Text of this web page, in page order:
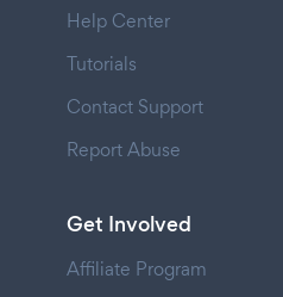
Help Center
Tutorials
Contact Support
Report Abuse
Get Involved
Affiliate Program